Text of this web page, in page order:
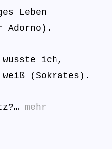
Leben
Adorno).
ich,
(Sokrates).
mehr